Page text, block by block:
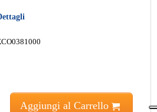
Aggiungi al Carrello